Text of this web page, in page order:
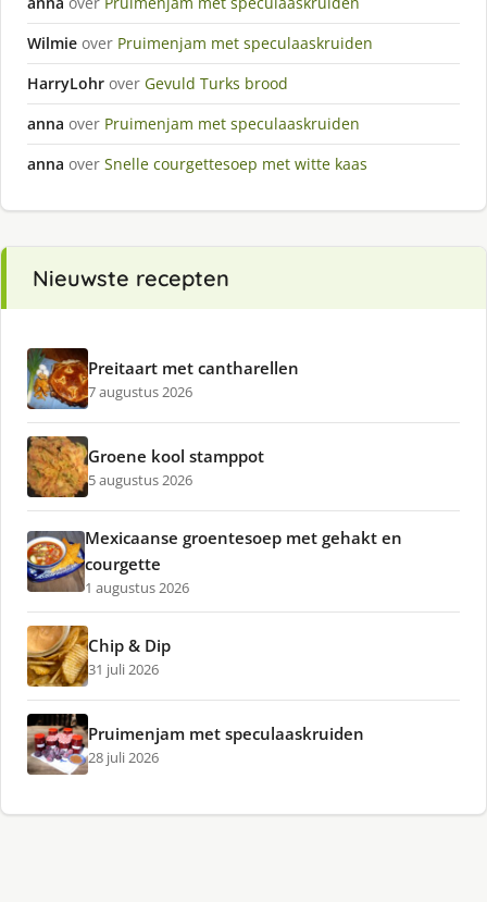
Wilmie over Pruimenjam met speculaaskruiden
HarryLohr over Gevuld Turks brood
anna over Pruimenjam met speculaaskruiden
anna over Snelle courgettesoep met witte kaas
Nieuwste recepten
Preitaart met cantharellen
7 augustus 2026
Groene kool stamppot
5 augustus 2026
Mexicaanse groentesoep met gehakt en
courgette
1 augustus 2026
Chip & Dip
31 juli 2026
Pruimenjam met speculaaskruiden
28 juli 2026